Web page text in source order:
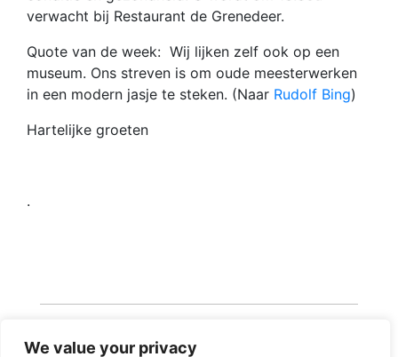
We value your privacy
verwacht bij Restaurant de Grenedeer.
Quote van de week: Wij lijken zelf ook op een
museum. Ons streven is om oude meesterwerken
in een modern jasje te steken. (Naar Rudolf Bing)
Hartelijke groeten
.